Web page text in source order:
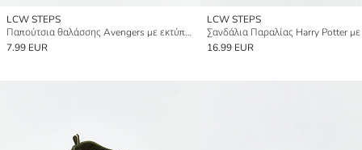
LCW STEPS
Παπούτσια θαλάσσης Avengers με εκτύπωση για αγόρια
7.99 EUR
LCW STEPS
16.99 EUR